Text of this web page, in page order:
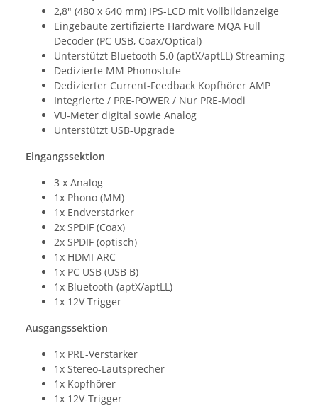
2,8" (480 x 640 mm) IPS-LCD mit Vollbildanzeige
Eingebaute zertifizierte Hardware MQA Full
Decoder (PC USB, Coax/Optical)
Unterstützt Bluetooth 5.0 (aptX/aptLL) Streaming
Dedizierte MM Phonostufe
Dedizierter Current-Feedback Kopfhörer AMP
Integrierte / PRE-POWER / Nur PRE-Modi
VU-Meter digital sowie Analog
Unterstützt USB-Upgrade
Eingangssektion
3 x Analog
1x Phono (MM)
1x Endverstärker
2x SPDIF (Coax)
2x SPDIF (optisch)
1x HDMI ARC
1x PC USB (USB B)
1x Bluetooth (aptX/aptLL)
1x 12V Trigger
Ausgangssektion
1x PRE-Verstärker
1x Stereo-Lautsprecher
1x Kopfhörer
1x 12V-Trigger